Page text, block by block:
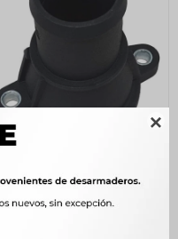

RENAULT 19 CLIO I 1.2 1.4
NAFTA -